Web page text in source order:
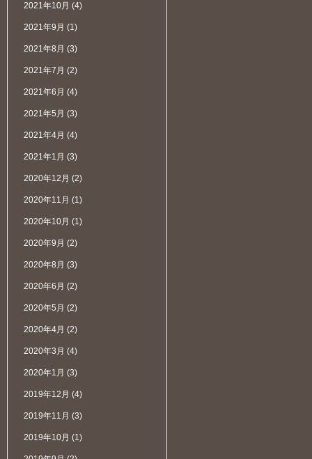
2021年10月 (4)
2021年9月 (1)
2021年8月 (3)
2021年7月 (2)
2021年6月 (4)
2021年5月 (3)
2021年4月 (4)
2021年1月 (3)
2020年12月 (2)
2020年11月 (1)
2020年10月 (1)
2020年9月 (2)
2020年8月 (3)
2020年6月 (2)
2020年5月 (2)
2020年4月 (2)
2020年3月 (4)
2020年1月 (3)
2019年12月 (4)
2019年11月 (3)
2019年10月 (1)